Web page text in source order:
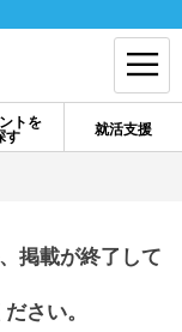
トを
す
就活支援
イン
掲載が終了して
さい。